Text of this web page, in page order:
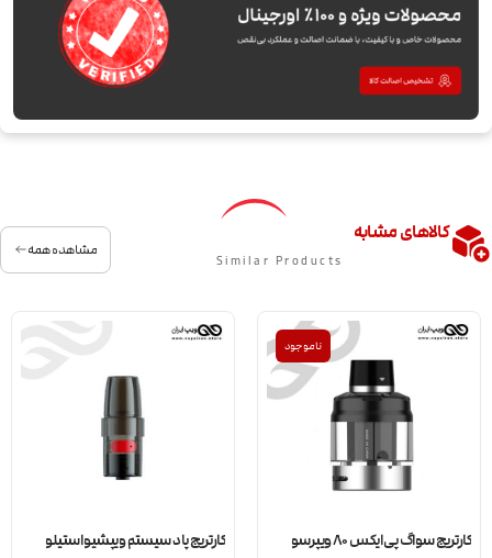
کالاهای مشابه
Similar Products
مشاهده همه
ناموجود
کارتریج سواگ پی ایکس 80 ویپرسو
کارتریج پاد سیستم ویپشیو استیلو